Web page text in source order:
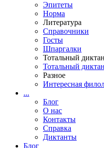
Эпитеты
Норма
Литература
Справочники
Госты
Шпаргалки
Тотальный
Тотальный
Разное
Интересная
...
Блог
О нас
Контакты
Справка
Диктанты
Блог